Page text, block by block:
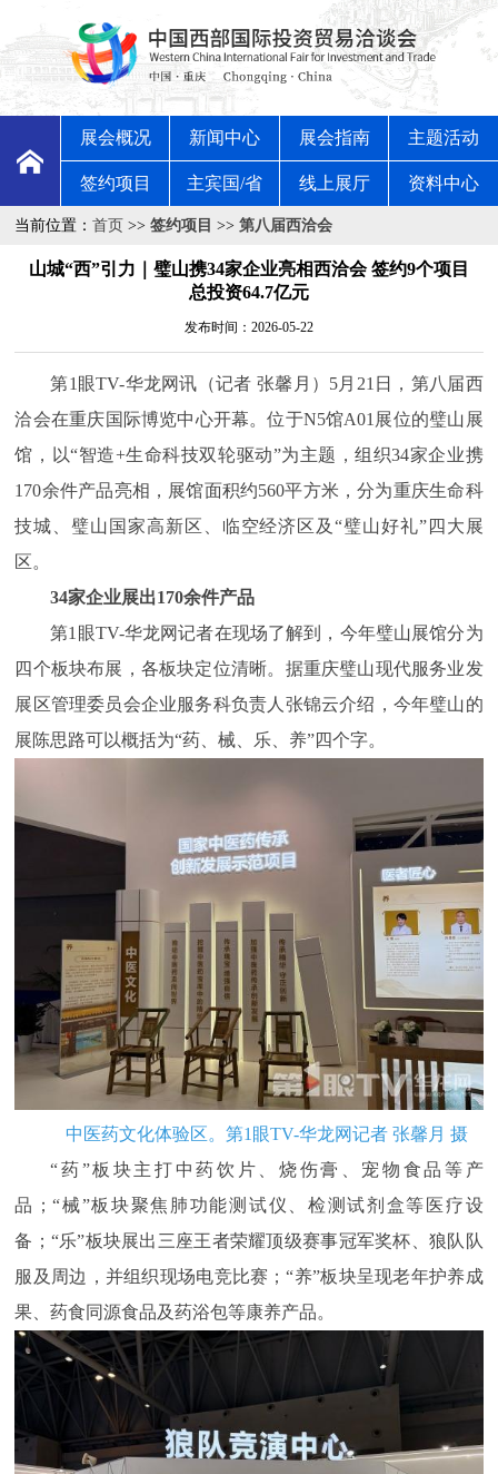
展会概况 新闻中心 展会指南 主题活动
签约项目 主宾国/省 线上展厅 资料中心
当前位置：首页 >> 签约项目 >> 第八届西洽会
山城“西”引力｜璧山携34家企业亮相西洽会 签约9个项目
总投资64.7亿元
发布时间：2026-05-22
第1眼TV-华龙网讯（记者 张馨月）5月21日，第八届西
洽会在重庆国际博览中心开幕。位于N5馆A01展位的璧山展
馆，以“智造+生命科技双轮驱动”为主题，组织34家企业携
170余件产品亮相，展馆面积约560平方米，分为重庆生命科
技城、璧山国家高新区、临空经济区及“璧山好礼”四大展
区。
34家企业展出170余件产品
第1眼TV-华龙网记者在现场了解到，今年璧山展馆分为
四个板块布展，各板块定位清晰。据重庆璧山现代服务业发
展区管理委员会企业服务科负责人张锦云介绍，今年璧山的
展陈思路可以概括为“药、械、乐、养”四个字。
中医药文化体验区。第1眼TV-华龙网记者 张馨月 摄
“药”板块主打中药饮片、烧伤膏、宠物食品等产
品；“械”板块聚焦肺功能测试仪、检测试剂盒等医疗设
备；“乐”板块展出三座王者荣耀顶级赛事冠军奖杯、狼队队
服及周边，并组织现场电竞比赛；“养”板块呈现老年护养成
果、药食同源食品及药浴包等康养产品。